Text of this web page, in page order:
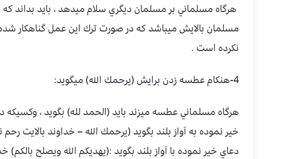
هرگاه مسلماني بر مسلمان ديگري سلام ميدهد ، بايد بداند
مسلمان بالايش ميباشد كه در صورت ترك اين عمل گناهكار
نكرده است .
4-هنكام عطسه زدن برايش (يرحمك الله) ميگويد :
هرگاه مسلماني عطسه ميزند بايد (الحمد لله) بگويد ،
خير نموده به آواز بلند بگويد (يرحمك الله – خداوند بالايت
دعاي خير نموده با آواز بلند بگويد :(يهديكم الله ويصلح